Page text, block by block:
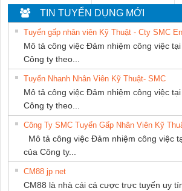
CÁP ĐIỆN
THƯỢNG ĐÌNH
TIẾN HƯNG
TIN TUYỂN DỤNG MỚI
Tuyển gấp nhân viên Kỹ Thuật - Cty SMC
Mô tả công việc Đảm nhiệm công việc
Công ty theo...
Tuyển Nhanh Nhân Viên Kỹ Thuật- SMC
Mô tả công việc Đảm nhiệm công việc
Công ty theo...
Công Ty SMC Tuyển Gấp Nhân Viên Kỹ
Mô tả công việc Đảm nhiệm công việc
của Công ty...
CM88 jp net
CM88 là nhà cái cá cược trực tuyến uy